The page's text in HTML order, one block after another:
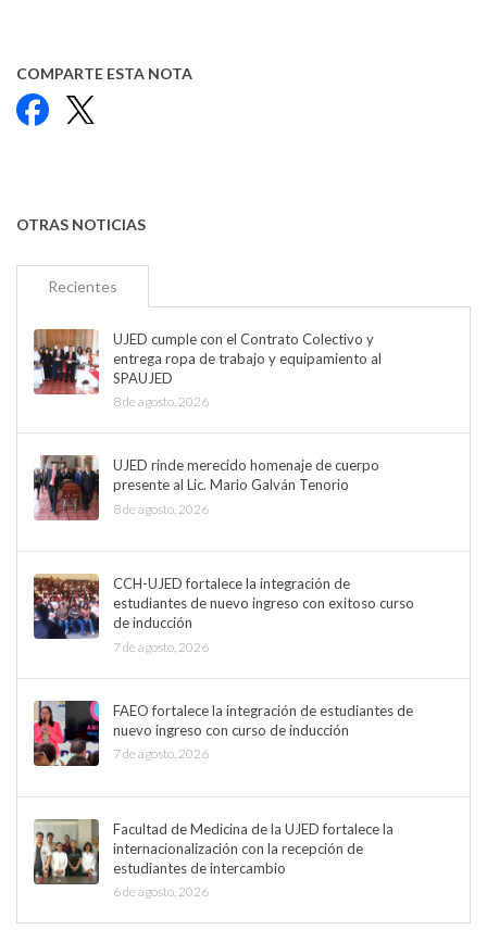
COMPARTE ESTA NOTA
Facebook
OTRAS NOTICIAS
Recientes
UJED cumple con el Contrato Colectivo y
entrega ropa de trabajo y equipamiento al
SPAUJED
8 de agosto, 2026
UJED rinde merecido homenaje de cuerpo
presente al Lic. Mario Galván Tenorio
8 de agosto, 2026
CCH-UJED fortalece la integración de
estudiantes de nuevo ingreso con exitoso curso
de inducción
7 de agosto, 2026
FAEO fortalece la integración de estudiantes de
nuevo ingreso con curso de inducción
7 de agosto, 2026
Facultad de Medicina de la UJED fortalece la
internacionalización con la recepción de
estudiantes de intercambio
6 de agosto, 2026